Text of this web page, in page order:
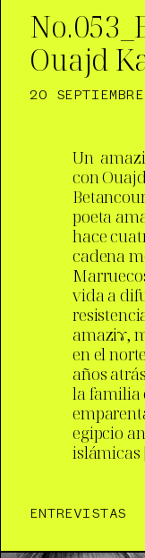
Ouajd
20
Un
con
poeta
hace
cadena
vida a
amaziɤ,
en el
años
la familia
egipcio
ENTREVISTAS